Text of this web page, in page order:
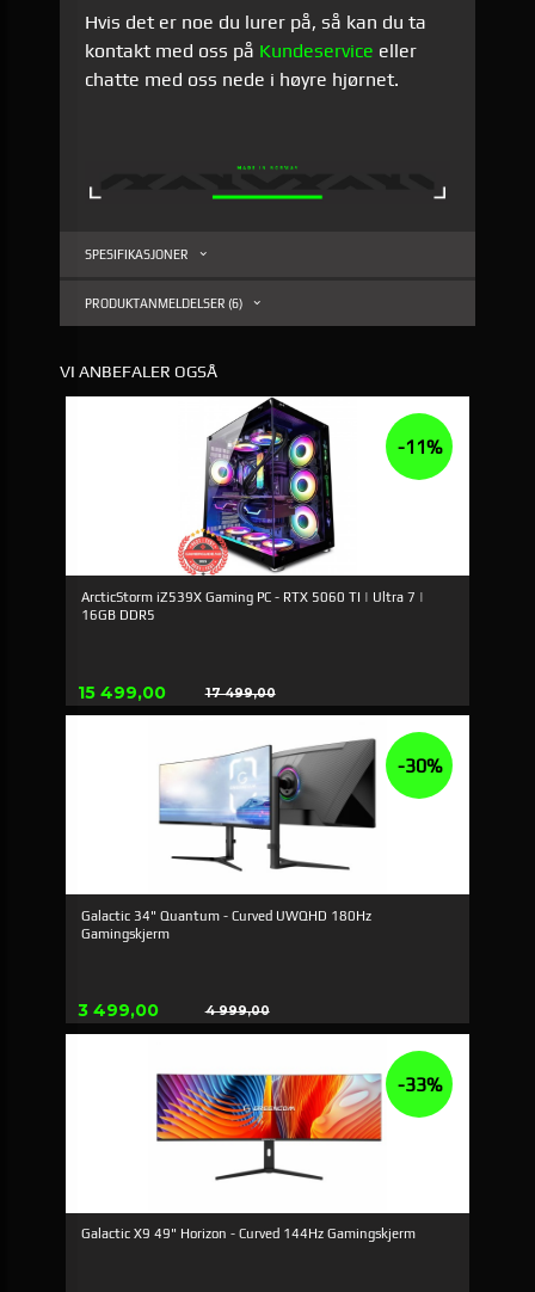
Hvis det er noe du lurer på, så kan du ta
kontakt med oss på Kundeservice eller
chatte med oss nede i høyre hjørnet.
SPESIFIKASJONER
PRODUKTANMELDELSER (6)
VI ANBEFALER OGSÅ
ArcticStorm iZ539X Gaming PC - RTX 5060 TI | Ultra 7 |
16GB DDR5
Tilbud
15 499,00 17 499,00
Rabatt
-11%
Galactic 34" Quantum - Curved UWQHD 180Hz
Gamingskjerm
Tilbud
3 499,00 4 999,00
Rabatt
-30%
Galactic X9 49" Horizon - Curved 144Hz Gamingskjerm
-33%